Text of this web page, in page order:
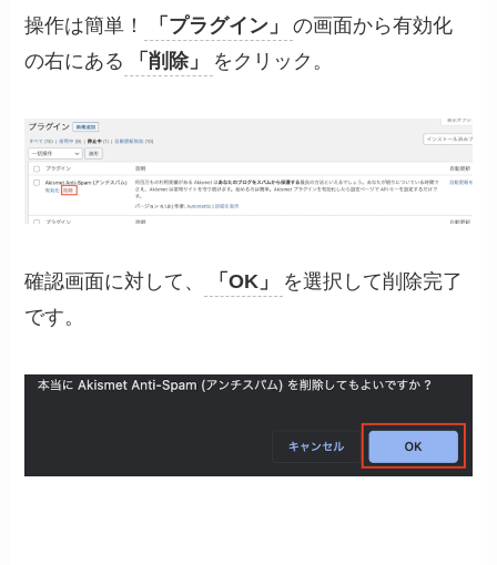
操作は簡単！ 「プラグイン」
の画面から有効化
の右にある
「削除」 をクリック。
確認画面に対して、 「OK」
を選択して削除完了
です。